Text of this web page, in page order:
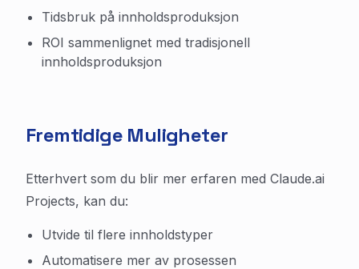
Tidsbruk på innholdsproduksjon
ROI sammenlignet med tradisjonell
innholdsproduksjon
Fremtidige Muligheter
Etterhvert som du blir mer erfaren med Claude.ai
Projects, kan du:
Utvide til flere innholdstyper
Automatisere mer av prosessen